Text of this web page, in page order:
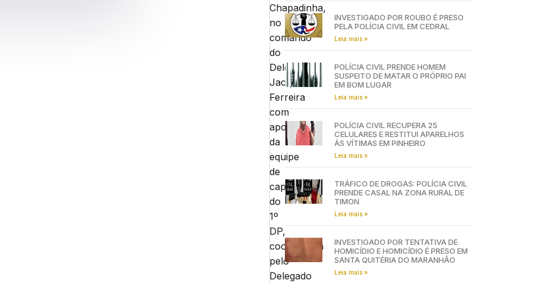
Chapadinha,
no
comando
do
Delegado
Jacqueson
Ferreira
com
apoio
da
equipe
de
captura
do
1º
DP,
coordenada
pelo
Delegado
INVESTIGADO POR ROUBO É PRESO
PELA POLÍCIA CIVIL EM CEDRAL
Leia mais »
POLÍCIA CIVIL PRENDE HOMEM
SUSPEITO DE MATAR O PRÓPRIO PAI
EM BOM LUGAR
Leia mais »
POLÍCIA CIVIL RECUPERA 25
CELULARES E RESTITUI APARELHOS
ÀS VÍTIMAS EM PINHEIRO
Leia mais »
TRÁFICO DE DROGAS: POLÍCIA CIVIL
PRENDE CASAL NA ZONA RURAL DE
TIMON
Leia mais »
INVESTIGADO POR TENTATIVA DE
HOMICÍDIO E HOMICÍDIO É PRESO EM
SANTA QUITÉRIA DO MARANHÃO
Leia mais »